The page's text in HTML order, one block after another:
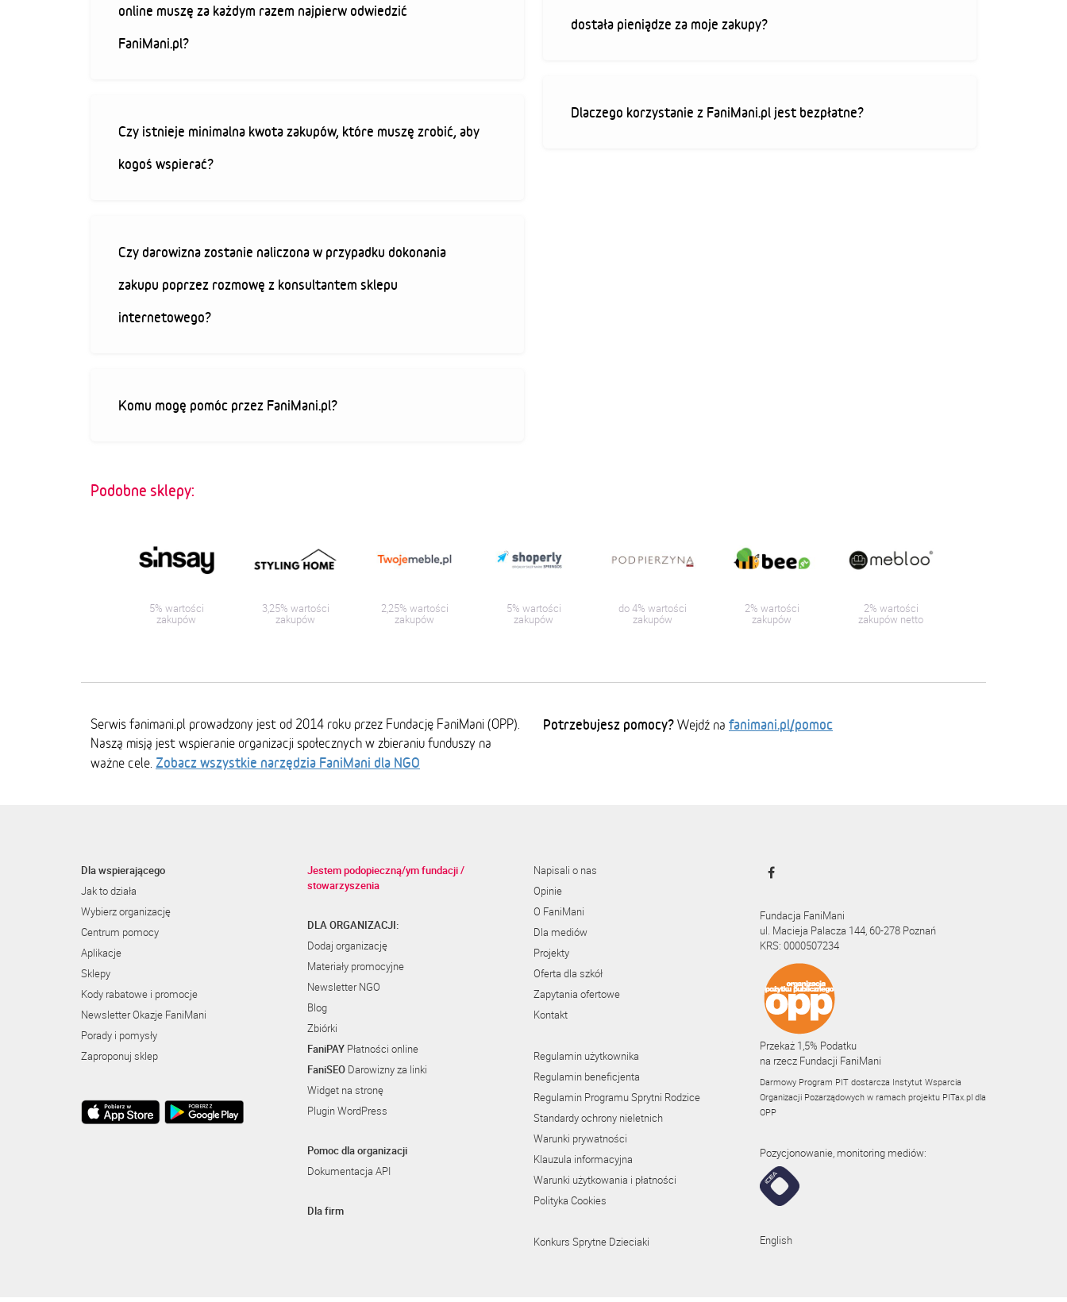
online muszę za każdym razem najpierw odwiedzić
FaniMani.pl?
Czy istnieje minimalna kwota zakupów, które muszę zrobić, aby
kogoś wspierać?
Czy darowizna zostanie naliczona w przypadku dokonania
zakupu poprzez rozmowę z konsultantem sklepu
internetowego?
Komu mogę pomóc przez FaniMani.pl?
dostała pieniądze za moje zakupy?
Dlaczego korzystanie z FaniMani.pl jest bezpłatne?
Podobne sklepy:
5% wartości
zakupów
3,25% wartości
zakupów
2,25% wartości
zakupów
5% wartości
zakupów
do 4% wartości
zakupów
2% wartości
zakupów
2% wartości
zakupów netto
Serwis fanimani.pl prowadzony jest od 2014 roku przez Fundację FaniMani (OPP).
Naszą misją jest wspieranie organizacji społecznych w zbieraniu funduszy na
ważne cele. Zobacz wszystkie narzędzia FaniMani dla NGO
Potrzebujesz pomocy? Wejdź na fanimani.pl/pomoc
Dla wspierającego
Jak to działa
Wybierz organizację
Centrum pomocy
Aplikacje
Sklepy
Kody rabatowe i promocje
Newsletter Okazje FaniMani
Porady i pomysły
Zaproponuj sklep
Jestem podopieczną/ym fundacji /
stowarzyszenia
DLA ORGANIZACJI:
Dodaj organizację
Materiały promocyjne
Newsletter NGO
Blog
Zbiórki
FaniPAY Płatności online
FaniSEO Darowizny za linki
Widget na stronę
Plugin WordPress
Pomoc dla organizacji
Dokumentacja API
Dla firm
Napisali o nas
Opinie
O FaniMani
Dla mediów
Projekty
Oferta dla szkół
Zapytania ofertowe
Kontakt
Regulamin użytkownika
Regulamin beneficjenta
Regulamin Programu Sprytni Rodzice
Standardy ochrony nieletnich
Warunki prywatności
Klauzula informacyjna
Warunki użytkowania i płatności
Polityka Cookies
Konkurs Sprytne Dzieciaki
Fundacja FaniMani
ul. Macieja Palacza 144, 60-278 Poznań
KRS: 0000507234
Przekaż 1,5% Podatku
na rzecz Fundacji FaniMani
Darmowy Program PIT dostarcza Instytut Wsparcia
Organizacji Pozarządowych w ramach projektu PITax.pl dla
OPP
Pozycjonowanie, monitoring mediów:
English